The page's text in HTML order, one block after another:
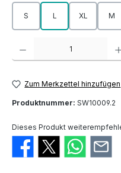
S L XL M
Produkt Anzahl: Gib den
Zum Merkzettel hinzufügen
Produktnummer: SW10009.2
Dieses Produkt